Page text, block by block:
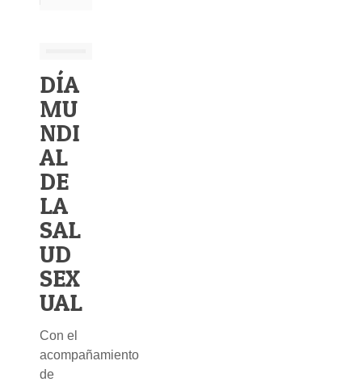
DÍA
MU
NDI
AL
DE
LA
SAL
UD
SEX
UAL
Con el
acompañamiento
de